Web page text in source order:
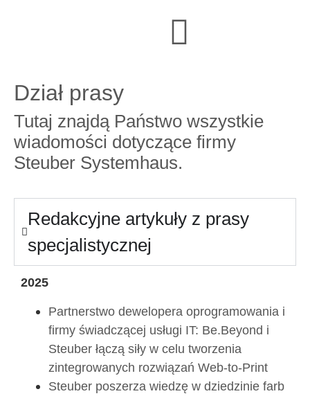
Dział prasy
Tutaj znajdą Państwo wszystkie
wiadomości dotyczące firmy
Steuber Systemhaus.
Redakcyjne artykuły z prasy
specjalistycznej
2025
Partnerstwo dewelopera oprogramowania i
firmy świadczącej usługi IT: Be.Beyond i
Steuber łączą siły w celu tworzenia
zintegrowanych rozwiązań Web-to-Print
Steuber poszerza wiedzę w dziedzinie farb